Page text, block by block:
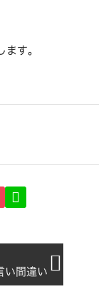
す。
い間違い